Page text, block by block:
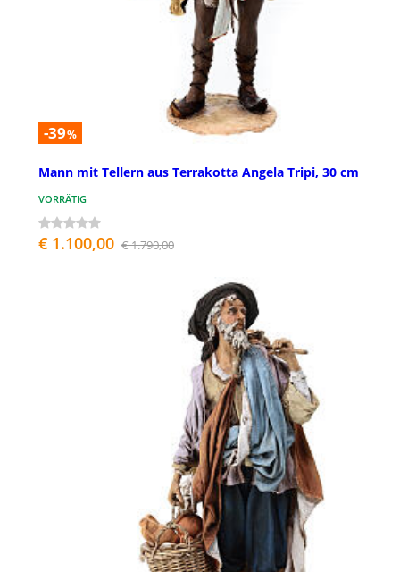
-39%
Mann mit Tellern aus Terrakotta Angela Tripi, 30 cm
VORRÄTIG
€ 1.100,00 € 1.790,00